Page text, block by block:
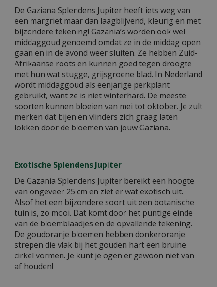
De Gaziana Splendens Jupiter heeft iets weg van
een margriet maar dan laagblijvend, kleurig en met
bijzondere tekening! Gazania’s worden ook wel
middaggoud genoemd omdat ze in de middag open
gaan en in de avond weer sluiten. Ze hebben Zuid-
Afrikaanse roots en kunnen goed tegen droogte
met hun wat stugge, grijsgroene blad. In Nederland
wordt middaggoud als eenjarige perkplant
gebruikt, want ze is niet winterhard. De meeste
soorten kunnen bloeien van mei tot oktober. Je zult
merken dat bijen en vlinders zich graag laten
lokken door de bloemen van jouw Gaziana.
Exotische Splendens Jupiter
De Gazania Splendens Jupiter bereikt een hoogte
van ongeveer 25 cm en ziet er wat exotisch uit.
Alsof het een bijzondere soort uit een botanische
tuin is, zo mooi. Dat komt door het puntige einde
van de bloemblaadjes en de opvallende tekening.
De goudoranje bloemen hebben donkeroranje
strepen die vlak bij het gouden hart een bruine
cirkel vormen. Je kunt je ogen er gewoon niet van
af houden!